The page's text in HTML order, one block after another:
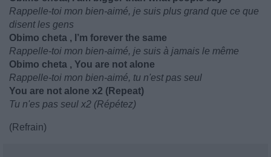
Rappelle-toi mon bien-aimé, je suis plus grand que ce que
disent les gens
Obimo cheta , I’m forever the same
Rappelle-toi mon bien-aimé, je suis à jamais le même
Obimo cheta , You are not alone
Rappelle-toi mon bien-aimé, tu n'est pas seul
You are not alone x2 (Repeat)
Tu n'es pas seul x2 (Répétez)
(Refrain)